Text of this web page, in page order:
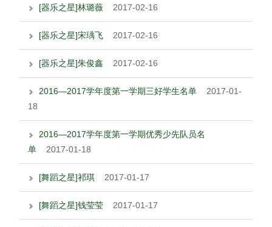
[器乐之星]林璐薇 2017-02-16
[器乐之星]宋瑀飞 2017-02-16
[器乐之星]朱俊鑫 2017-02-16
2016—2017学年度第一学期三好学生名单 2017-01-
18
2016—2017学年度第一学期优秀少先队员名
单 2017-01-18
[舞蹈之星]祁琪 2017-01-17
[舞蹈之星]钱莹莹 2017-01-17